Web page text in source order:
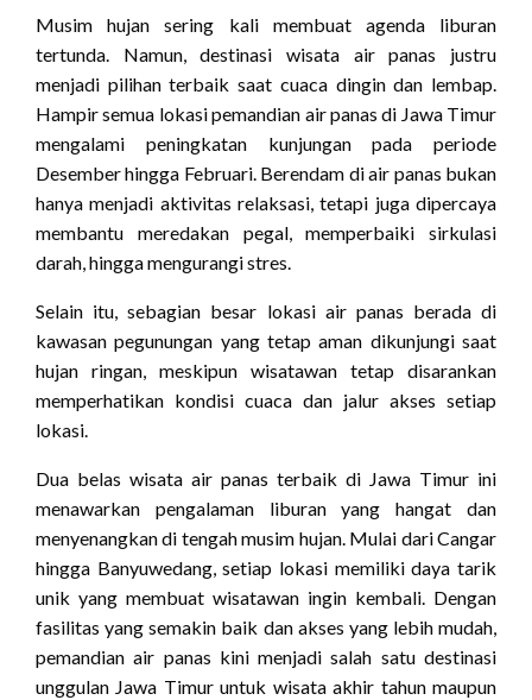
Musim hujan sering kali membuat agenda liburan
tertunda. Namun, destinasi wisata air panas justru
menjadi pilihan terbaik saat cuaca dingin dan lembap.
Hampir semua lokasi pemandian air panas di Jawa Timur
mengalami peningkatan kunjungan pada periode
Desember hingga Februari. Berendam di air panas bukan
hanya menjadi aktivitas relaksasi, tetapi juga dipercaya
membantu meredakan pegal, memperbaiki sirkulasi
darah, hingga mengurangi stres.
Selain itu, sebagian besar lokasi air panas berada di
kawasan pegunungan yang tetap aman dikunjungi saat
hujan ringan, meskipun wisatawan tetap disarankan
memperhatikan kondisi cuaca dan jalur akses setiap
lokasi.
Dua belas wisata air panas terbaik di Jawa Timur ini
menawarkan pengalaman liburan yang hangat dan
menyenangkan di tengah musim hujan. Mulai dari Cangar
hingga Banyuwedang, setiap lokasi memiliki daya tarik
unik yang membuat wisatawan ingin kembali. Dengan
fasilitas yang semakin baik dan akses yang lebih mudah,
pemandian air panas kini menjadi salah satu destinasi
unggulan Jawa Timur untuk wisata akhir tahun maupun